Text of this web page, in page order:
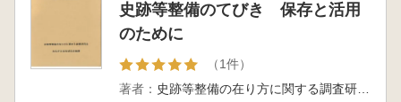
史跡等整備のてびき 保存と活用
のために
（1件）
著者：
史跡等整備の在り方に関する調査研究会